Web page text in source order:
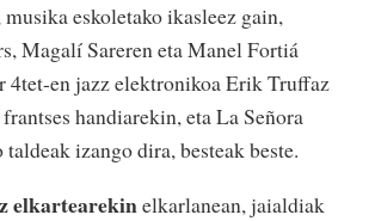
eskoletako ikasleez gain,
Magalí Sareren eta Manel Fortiá
4tet-en jazz elektronikoa Erik Truffaz
handiarekin, eta La Señora
taldeak izango dira, besteak beste.
elkartearekinelkarlanean, jaialdiak